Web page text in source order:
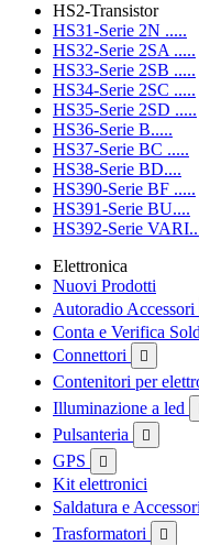
HS2-Transistor
HS31-Serie 2N .....
HS32-Serie 2SA .....
HS33-Serie 2SB .....
HS34-Serie 2SC .....
HS35-Serie 2SD .....
HS36-Serie B.....
HS37-Serie BC .....
HS38-Serie BD....
HS390-Serie BF .....
HS391-Serie BU....
HS392-Serie
Elettronica
Nuovi Prodotti
Autoradio Accessori
Conta e Verifica
Connettori

Contenitori per
Illuminazione a led
Pulsanteria 
GPS 
Kit elettronici
Saldatura e Accessori
Trasformatori 